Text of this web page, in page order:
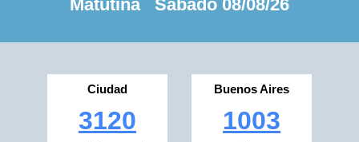
Matutina Sábado 08/08/26
Ciudad
3120
Buenos Aires
1003